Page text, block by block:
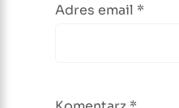
Adres email *